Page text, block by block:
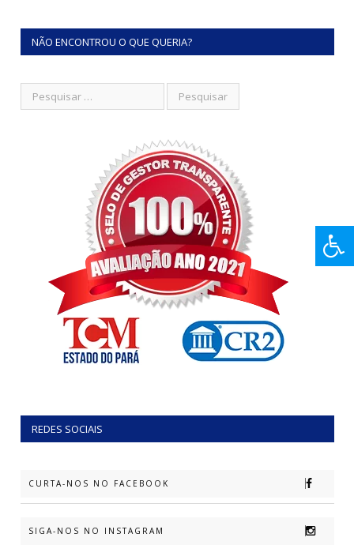
NÃO ENCONTROU O QUE QUERIA?
REDES SOCIAIS
CURTA-NOS NO FACEBOOK
SIGA-NOS NO INSTAGRAM